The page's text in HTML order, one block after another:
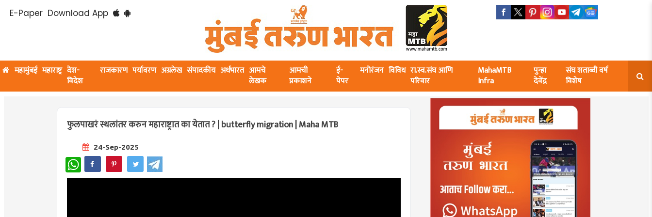
E-Paper Download App
महामुंबई महाराष्ट्र देश-
विदेश
राजकारण पर्यावरण अग्रलेख संपादकीय अर्थभारत आमचे
लेखक
आमची
प्रकाशने
ई-
पेपर
मनोरंजन विविध रा.स्व.संघ आणि
परिवार
MahaMTB
Infra
पुन्हा
देवेंद्र
संघ शताब्दी वर्ष
विशेष
फुलपाखरं स्थलांतर करुन महाराष्ट्रात का येतात ? | butterfly migration | Maha MTB
24-Sep-2025
WhatsApp